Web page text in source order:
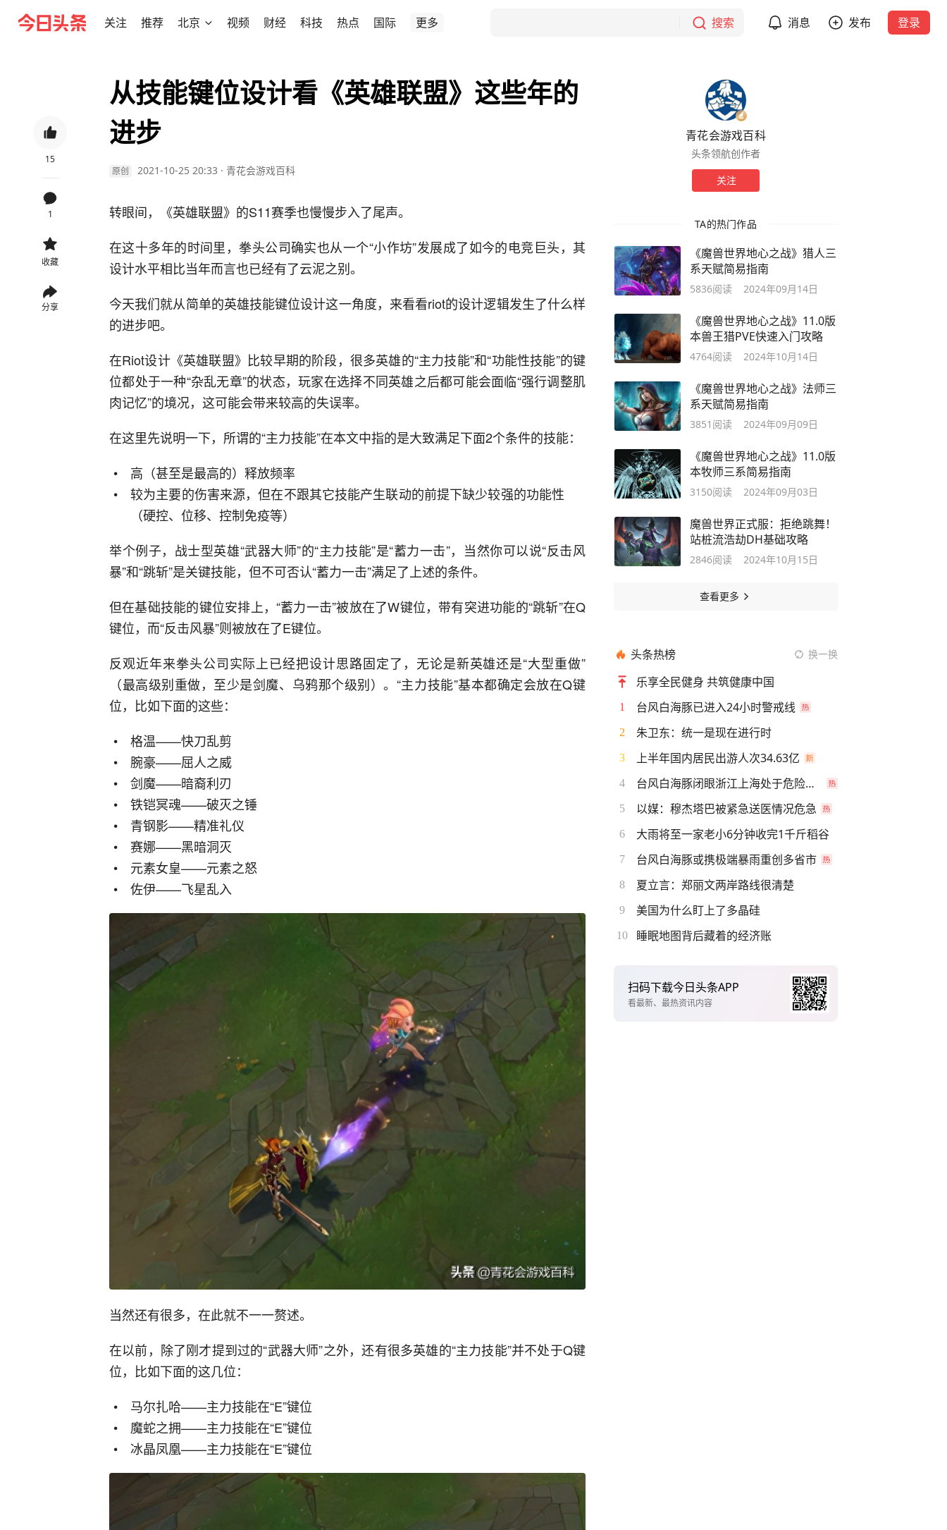
关注 推荐 北京 视频 财经 科技 热点 国际 更多 搜索 消息 发布 登录
15
1
收藏
分享
从技能键位设计看《英雄联盟》这些年的
进步
原创 2021-10-25 20:33 · 青花会游戏百科
转眼间，《英雄联盟》的S11赛季也慢慢步入了尾声。
在这十多年的时间里，拳头公司确实也从一个“小作坊”发展成了如今的电竞巨头，其
设计水平相比当年而言也已经有了云泥之别。
今天我们就从简单的英雄技能键位设计这一角度，来看看riot的设计逻辑发生了什么样
的进步吧。
在Riot设计《英雄联盟》比较早期的阶段，很多英雄的“主力技能”和“功能性技能”的键
位都处于一种“杂乱无章”的状态，玩家在选择不同英雄之后都可能会面临“强行调整肌
肉记忆”的境况，这可能会带来较高的失误率。
在这里先说明一下，所谓的“主力技能”在本文中指的是大致满足下面2个条件的技能：
高（甚至是最高的）释放频率
较为主要的伤害来源，但在不跟其它技能产生联动的前提下缺少较强的功能性
（硬控、位移、控制免疫等）
举个例子，战士型英雄“武器大师”的“主力技能”是“蓄力一击”，当然你可以说“反击风
暴”和“跳斩”是关键技能，但不可否认“蓄力一击”满足了上述的条件。
但在基础技能的键位安排上，“蓄力一击”被放在了W键位，带有突进功能的“跳斩”在Q
键位，而“反击风暴”则被放在了E键位。
反观近年来拳头公司实际上已经把设计思路固定了，无论是新英雄还是“大型重做”
（最高级别重做，至少是剑魔、乌鸦那个级别）。“主力技能”基本都确定会放在Q键
位，比如下面的这些：
格温——快刀乱剪
腕豪——屈人之威
剑魔——暗裔利刃
铁铠冥魂——破灭之锤
青钢影——精准礼仪
赛娜——黑暗洞灭
元素女皇——元素之怒
佐伊——飞星乱入
当然还有很多，在此就不一一赘述。
在以前，除了刚才提到过的“武器大师”之外，还有很多英雄的“主力技能”并不处于Q键
位，比如下面的这几位：
马尔扎哈——主力技能在“E”键位
魔蛇之拥——主力技能在“E”键位
冰晶凤凰——主力技能在“E”键位
青花会游戏百科
头条领航创作者
关注
TA的热门作品
《魔兽世界地心之战》猎人三
系天赋简易指南
5836阅读 2024年09月14日
《魔兽世界地心之战》11.0版
本兽王猎PVE快速入门攻略
4764阅读 2024年10月14日
《魔兽世界地心之战》法师三
系天赋简易指南
3851 阅读 2024年09月09日
《魔兽世界地心之战》11.0版
本牧师三系简易指南
3150阅读 2024年09月03日
魔兽世界正式服：拒绝跳舞！
站桩流浩劫DH基础攻略
2846阅读 2024年10月15日
查看更多
头条热榜 换一换
乐享全民健身 共筑健康中国
1 台风白海豚已进入24小时警戒线
2 朱卫东：统一是现在进行时
3 上半年国内居民出游人次34.63亿
4 台风白海豚闭眼浙江上海处于危险半圆
5 以媒：穆杰塔巴被紧急送医情况危急
6 大雨将至一家老小6分钟收完1千斤稻谷
7 台风白海豚或携极端暴雨重创多省市
8 夏立言：郑丽文两岸路线很清楚
9 美国为什么盯上了多晶硅
10 睡眠地图背后藏着的经济账
扫码下载今日头条APP
看最新、最热资讯内容